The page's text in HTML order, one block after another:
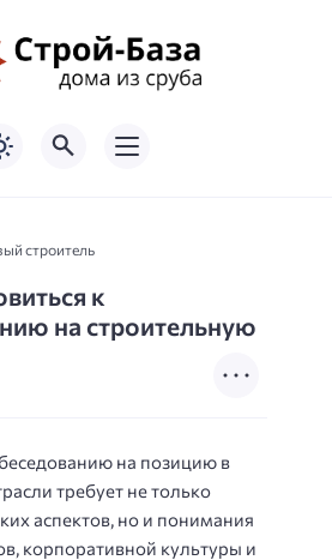
строитель
к
на строительную
на позицию в
требует не только
аспектов, но и понимания
корпоративной культуры и